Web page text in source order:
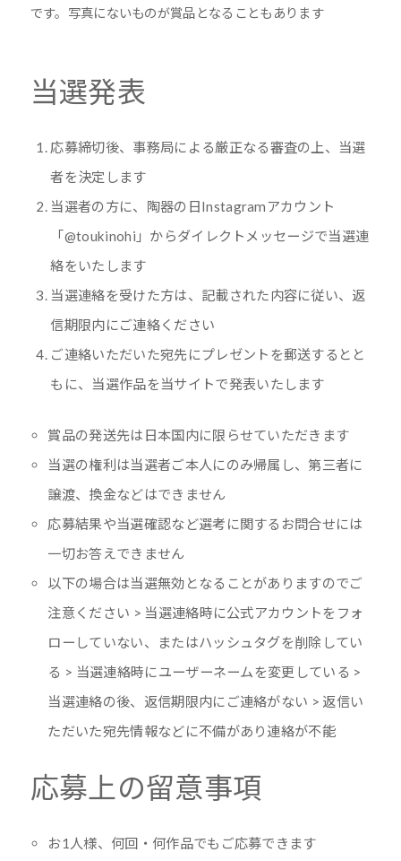
です。写真にないものが賞品となることもあります
当選発表
応募締切後、事務局による厳正なる審査の上、当選
者を決定します
当選者の方に、陶器の日Instagramアカウント
「@toukinohi」からダイレクトメッセージで当選連
絡をいたします
当選連絡を受けた方は、記載された内容に従い、返
信期限内にご連絡ください
ご連絡いただいた宛先にプレゼントを郵送するとと
もに、当選作品を当サイトで発表いたします
賞品の発送先は日本国内に限らせていただきます
当選の権利は当選者ご本人にのみ帰属し、第三者に
譲渡、換金などはできません
応募結果や当選確認など選考に関するお問合せには
一切お答えできません
以下の場合は当選無効となることがありますのでご
注意ください > 当選連絡時に公式アカウントをフォ
ローしていない、またはハッシュタグを削除してい
る > 当選連絡時にユーザーネームを変更している >
当選連絡の後、返信期限内にご連絡がない > 返信い
ただいた宛先情報などに不備があり連絡が不能
応募上の留意事項
お1人様、何回・何作品でもご応募できます